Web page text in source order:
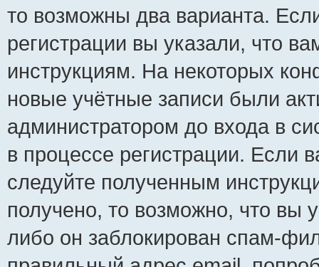
то возможны два варианта.
регистрации вы указали, что
инструкциям. На некоторых
новые учётные записи были
администратором до входа в
в процессе регистрации.
следуйте полученным
получено, то возможно, что вы
либо он заблокирован спам-